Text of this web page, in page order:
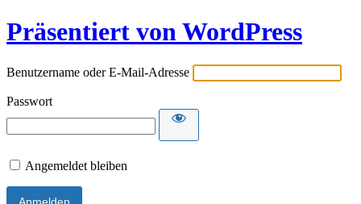
Präsentiert von WordPress
Benutzername oder E-Mail-Adresse
Passwort
Angemeldet bleiben